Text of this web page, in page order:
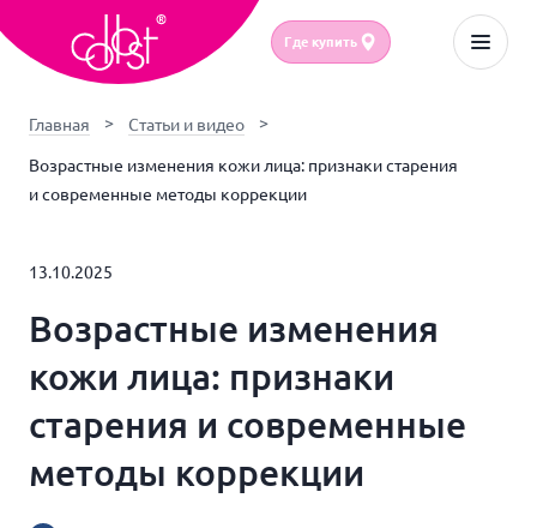
Где купить
Главная Статьи и видео
Возрастные изменения кожи лица: признаки старения
и современные методы коррекции
13.10.2025
Возрастные изменения
кожи лица: признаки
старения и современные
методы коррекции